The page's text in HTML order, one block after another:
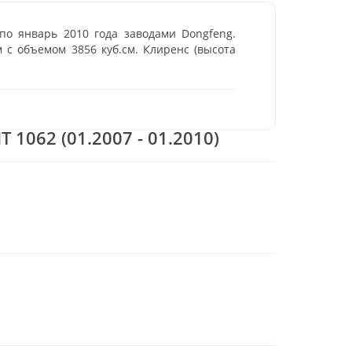
январь 2010 года заводами Dongfeng.
объемом 3856 куб.см. Клиренс (высота
1062 (01.2007 - 01.2010)